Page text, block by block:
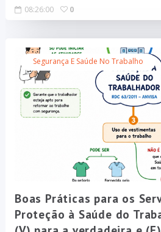
08:26:00 0
Segurança E Saúde No Trabalho
Boas Práticas para os
Proteção à Saúde do